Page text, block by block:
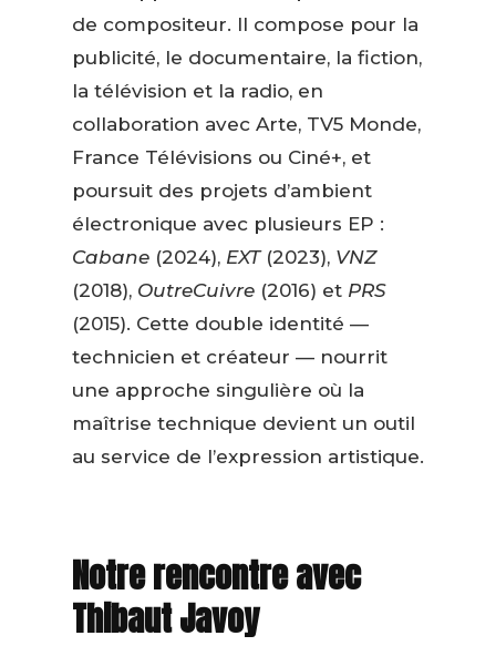
de compositeur. Il compose pour la
publicité, le documentaire, la fiction,
la télévision et la radio, en
collaboration avec Arte, TV5 Monde,
France Télévisions ou Ciné+, et
poursuit des projets d’ambient
électronique avec plusieurs EP :
Cabane(2024), EXT(2023), VNZ
(2018), OutreCuivre(2016) et PRS
(2015). Cette double identité —
technicien et créateur — nourrit
une approche singulière où la
maîtrise technique devient un outil
au service de l’expression artistique.
Notre rencontre avec
Thibaut Javoy